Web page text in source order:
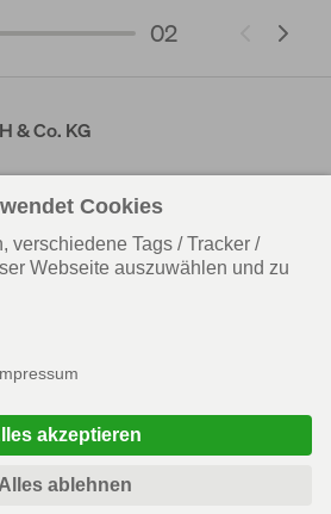
02
& Co. KG
09:00 – 17:00 Uhr
Kundendienst
+49 2762 613 205